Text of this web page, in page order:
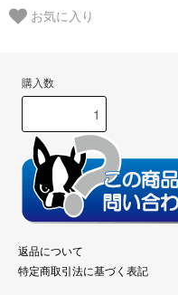
お気に入り
購入数
返品について
特定商取引法に基づく表記